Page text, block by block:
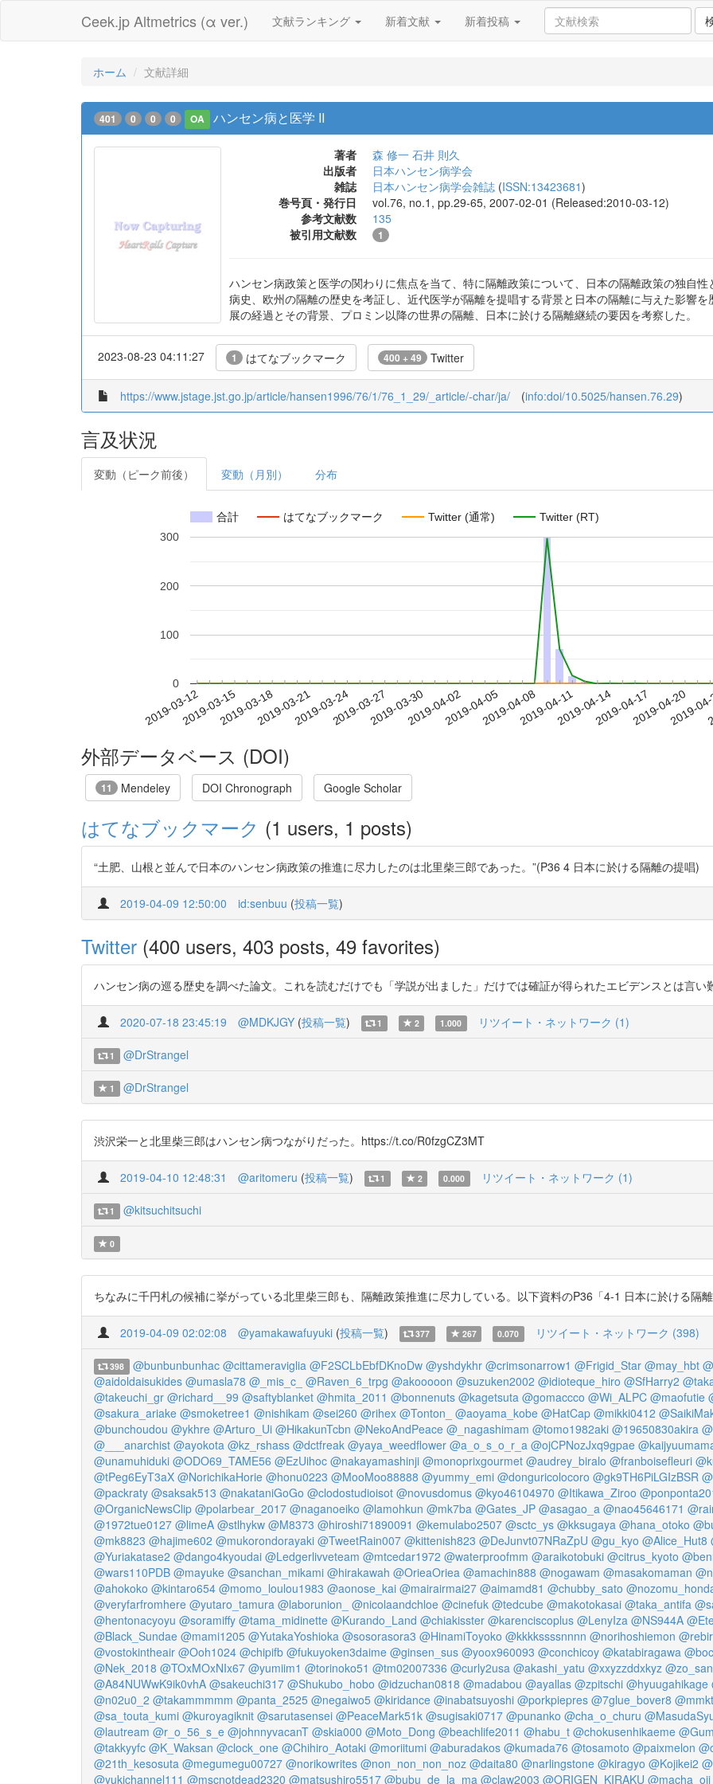
Ceek.jp Altmetrics (α ver.) 文献ランキング 新着文献 新着投稿
ホーム 文献詳細
401 0 0 0 OA ハンセン病と医学 II
著者 森 修一 石井 則久
出版者
日本ハンセン病学会
雑誌
日本ハンセン病学会雑誌 (ISSN:13423681)
巻号頁・発行日
vol.76, no.1, pp.29-65, 2007-02-01 (Released:2010-03-12)
参考文献数
135
被引用文献数
1
ハンセン病政策と医学の関わりに焦点を当て、特に隔離政策について、日本の隔離政策の独自
病史、欧州の隔離の歴史を考証し、近代医学が隔離を提唱する背景と日本の隔離に与えた影響
展の経過とその背景、プロミン以降の世界の隔離、日本に於ける隔離継続の要因を考察した。
2023-08-23 04:11:27 1 はてなブックマーク 400 + 49 Twitter
https://www.jstage.jst.go.jp/article/hansen1996/76/1/76_1_29/_article/-char/ja/ (info:doi/10.5025/hansen.76.29)
言及状況
変動（ピーク前後） 変動（月別） 分布
合計 はてなブックマーク Twitter (通常) Twitter (RT)
2019-03-122019-03-152019-03-182019-03-212019-03-242019-03-272019-03-302019-04-022019-04-052019-04-082019-04-112019-04-142019-04-172019-04-20
2019-
0
100
200
300
外部データベース (DOI)
11 Mendeley DOI Chronograph Google Scholar
はてなブックマーク (1 users, 1 posts)
“土肥、山根と並んで日本のハンセン病政策の推進に尽力したのは北里柴三郎であった。”(P36 4 日本に於ける隔離の提唱)
2019-04-09 12:50:00 id:senbuu (投稿一覧)
Twitter (400 users, 403 posts, 49 favorites)
ハンセン病の巡る歴史を調べた論文。これを読むだけでも「学説が出ました」だけでは確証が得られたエビデンスとは言
2020-07-18 23:45:19 @MDKJGY (投稿一覧) 1 2 1.000 リツイート・ネットワーク (1)
1 @DrStrangel
1 @DrStrangel
渋沢栄一と北里柴三郎はハンセン病つながりだった。https://t.co/R0fzgCZ3MT
2019-04-10 12:48:31 @aritomeru (投稿一覧) 1 2 0.000 リツイート・ネットワーク (1)
1 @kitsuchitsuchi
0
ちなみに千円札の候補に挙がっている北里柴三郎も、隔離政策推進に尽力している。以下資料のP36「4-1 日本に於ける隔
2019-04-09 02:02:08 @yamakawafuyuki (投稿一覧) 377 267 0.070 リツイート・ネットワーク (398)
398 @bunbunbunhac @cittameraviglia @F2SCLbEbfDKnoDw @yshdykhr @crimsonarrow1 @Frigid_Star @may_hbt
@aidoldaisukides @umasla78 @_mis_c_ @Raven_6_trpg @akooooon @suzuken2002 @idioteque_hiro @SfHarry2
@takeuchi_gr @richard__99 @saftyblanket @hmita_2011 @bonnenuts @kagetsuta @gomaccco @Wi_ALPC @maofutie
@sakura_ariake @smoketree1 @nishikam @sei260 @rihex @Tonton_ @aoyama_kobe @HatCap @mikki0412
@bunchoudou @ykhre @Arturo_Ui @HikakunTcbn @NekoAndPeace @_nagashimam @tomo1982aki @19650830akira
@___anarchist @ayokota @kz_rshass @dctfreak @yaya_weedflower @a_o_s_o_r_a @ojCPNozJxq9gpae
@unamuhiduki @ODO69_TAME56 @EzUihoc @nakayamashinji @monoprixgourmet @audrey_biralo @franboisefleuri
@tPeg6EyT3aX @NorichikaHorie @honu0223 @MooMoo88888 @yummy_emi @donguricolocoro @gk9TH6PiLGIzBSR
@packraty @saksak513 @nakataniGoGo @clodostudioisot @novusdomus @kyo46104970 @Itikawa_Ziroo
@OrganicNewsClip @polarbear_2017 @naganoeiko @lamohkun @mk7ba @Gates_JP @asagao_a @nao45646171
@1972tue0127 @limeA @stlhykw @M8373 @hiroshi71890091 @kemulabo2507 @sctc_ys @kksugaya @hana_otoko
@mk8823 @hajime602 @mukorondorayaki @TweetRain007 @kittenish823 @DeJunvt07NRaZpU @gu_kyo @Alice_Hut8
@Yuriakatase2 @dango4kyoudai @Ledgerlivveteam @mtcedar1972 @waterproofmm @araikotobuki @citrus_kyoto
@wars110PDB @mayuke @sanchan_mikami @hirakawah @OrieaOriea @amachin888 @nogawam @masakomaman
@ahokoko @kintaro654 @momo_loulou1983 @aonose_kai @mairairmai27 @aimamd81 @chubby_sato
@veryfarfromhere @yutaro_tamura @laborunion_ @nicolaandchloe @cinefuk @tedcube @makotokasai @taka_antifa
@hentonacyoyu @soramiffy @tama_midinette @Kurando_Land @chiakisster @karenciscoplus @LenyIza @NS944A
@Black_Sundae @mami1205 @YutakaYoshioka @sosorasora3 @HinamiToyoko @kkkkssssnnnn @norihoshiemon
@vostokintheair @Ooh1024 @chipifb @fukuyoken3daime @ginsen_sus @yoox960093 @conchicoy @katabiragawa
@Nek_2018 @TOxMOxNIx67 @yumiim1 @torinoko51 @tm02007336 @curly2usa @akashi_yatu @xxyzzddxkyz
@A84NUWwK9ik0vhA @sakeuchi317 @Shukubo_hobo @idzuchan0818 @madabou @ayallas @zpitschi @hyuugahikage
@n02u0_2 @takammmmm @panta_2525 @negaiwo5 @kiridance @inabatsuyoshi @porkpiepres @7glue_bover8
@sa_touta_kumi @kuroyagiknit @sarutasensei @PeaceMark51k @sugisaki0717 @punanko @cha_o_churu
@lautream @r_o_56_s_e @johnnyvacanT @skia000 @Moto_Dong @beachlife2011 @habu_t @chokusenhikaeme
@takkyyfc @K_Waksan @clock_one @Chihiro_Aotaki @moriitumi @aburadakos @kumada76 @tosamoto @paixmelon
@21th_kesosuta @megumegu00727 @norikowrites @non_non_non_noz @daita80 @narlingstone @kiragyo @Kojikei2
@yukichannel111 @mscnotdead2320 @matsushiro5517 @bubu_de_la_ma @claw2003 @ORIGEN_KIRAKU @macha_oji